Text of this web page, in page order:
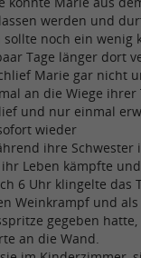
werden und
sollte noch ein wenig
Tage länger dort
Marie gar nicht
an die Wiege ihrer
und nur einmal
wieder
ihre Schwester
Leben kämpfte
6 Uhr klingelte das
Weinkrampf und
gegeben
an die Wand.